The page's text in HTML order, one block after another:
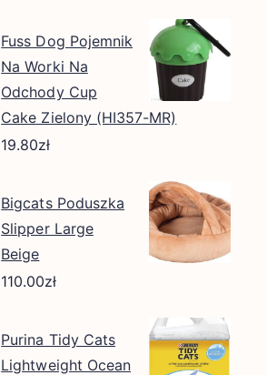
Fuss Dog Pojemnik
Na Worki Na
Odchody Cup
Cake Zielony (HI357-MR)
19.80zł
Bigcats Poduszka
Slipper Large
Beige
110.00zł
Purina Tidy Cats
Lightweight Ocean